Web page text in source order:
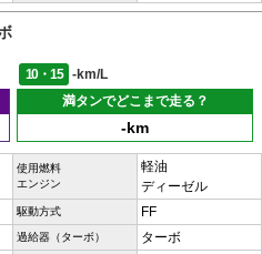
10・15
-km/L
満タンでどこまで走る？
-km
使用燃料
エンジン
軽油
ディーゼル
駆動方式 FF
過給器（ターボ） ターボ